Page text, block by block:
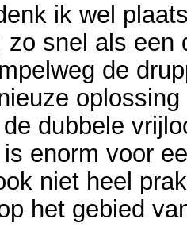
ik wel
zo snel als een
de
dubbele
enorm voor
niet heel
het gebied